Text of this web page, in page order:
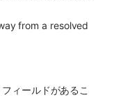
from a resolved
ィールドがあるこ